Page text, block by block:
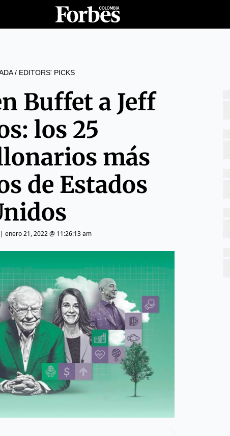
/ EDITORS' PICKS
Buffet a Jeff
los 25
más
de Estados
enero 21, 2022 @ 11:26:13 am